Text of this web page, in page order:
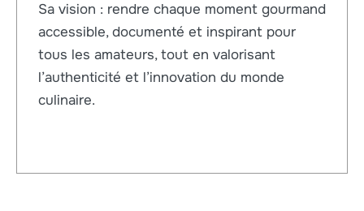
Sa vision : rendre chaque moment gourmand
accessible, documenté et inspirant pour
tous les amateurs, tout en valorisant
l’authenticité et l’innovation du monde
culinaire.